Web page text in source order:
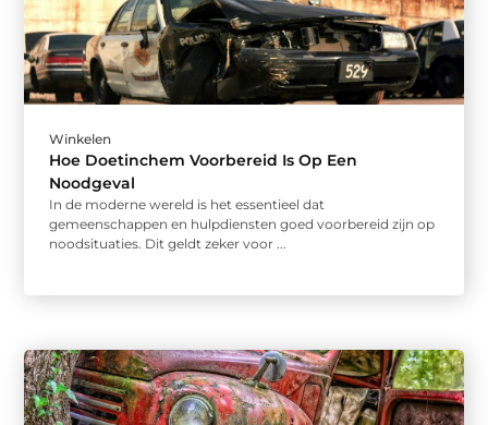
Winkelen
Hoe Doetinchem Voorbereid Is Op Een
Noodgeval
In de moderne wereld is het essentieel dat
gemeenschappen en hulpdiensten goed voorbereid zijn op
noodsituaties. Dit geldt zeker voor ...